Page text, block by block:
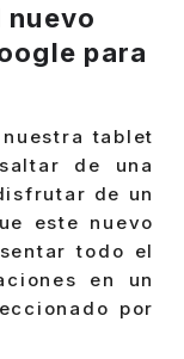
nuevo
para
tablet
de una
de un
este nuevo
todo el
en un
por